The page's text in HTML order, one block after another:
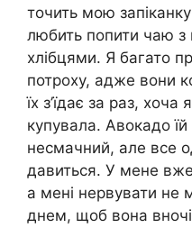
точить мою запіканку
любить попити чаю з
хлібцями. Я багато
потроху, адже вони
їх з’їдає за раз, хоча
купувала. Авокадо
несмачний, але все
давиться. У мене
а мені нервувати не
днем, щоб вона вночі